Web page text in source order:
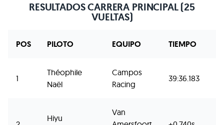
RESULTADOS CARRERA PRINCIPAL (25
VUELTAS)
POS PILOTO EQUIPO TIEMPO
1
Théophile
Naël
Campos
Racing
39:36.183
Hiyu
Van